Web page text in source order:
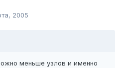
2005
меньше узлов и именно